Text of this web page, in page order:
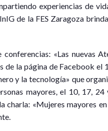
experiencias de
de la FES Zaragoza
«Las nuevas
la página de Facebook el
y la tecnología» que
mayores, el 10, 17,
charla: «Mujeres mayores